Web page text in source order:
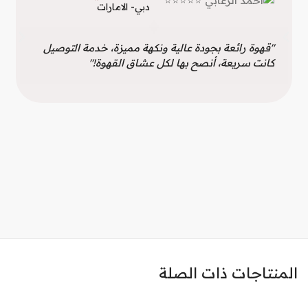
"قهوة رائعة بجودة عالية ونكهة مميزة، خدمة التوصيل
كانت سريعة، أنصح بها لكل عشاق القهوة!"
دبي- الامارات
المنتاجات ذات الصلة